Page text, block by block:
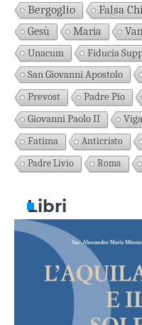
Bergoglio Falsa
Gesù Maria
Unacum
Fiducia
San Giovanni Apostolo
Prevost
Padre Pio
Giovanni Paolo II
Fatima
Anticristo
Padre Livio
Roma
Libri